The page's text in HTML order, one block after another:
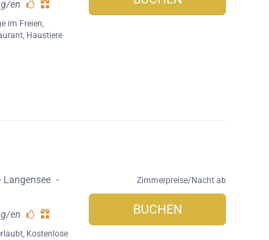
en
im Freien,
, Haustiere
Langensee -
en
, Kostenlose
Zimmerpreise/Nacht ab
BUCHEN